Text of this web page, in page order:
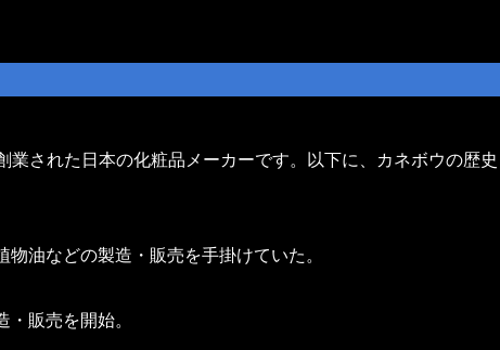
業された日本の化粧品メーカーです。以下に、カネボウの歴史
油などの製造・販売を手掛けていた。
・販売を開始。